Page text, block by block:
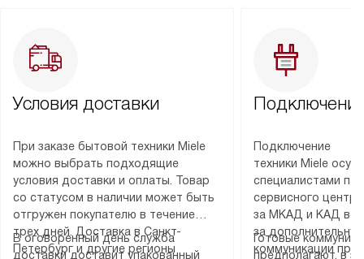
Условия доставки
При заказе бытовой техники Miele
можно выбрать подходящие
условия доставки и оплаты. Товар
со статусом в наличии может быть
отгружен покупателю в течение
трех дней. Доставка в Санкт-
Петербург и другие регионы
В оговоренный день служба
доставки доставит упакованный
Подключение
техники Miele
специалистами
сервисного
за МКАД и КАД
за
коммуникации
Готовые
предполагают, в